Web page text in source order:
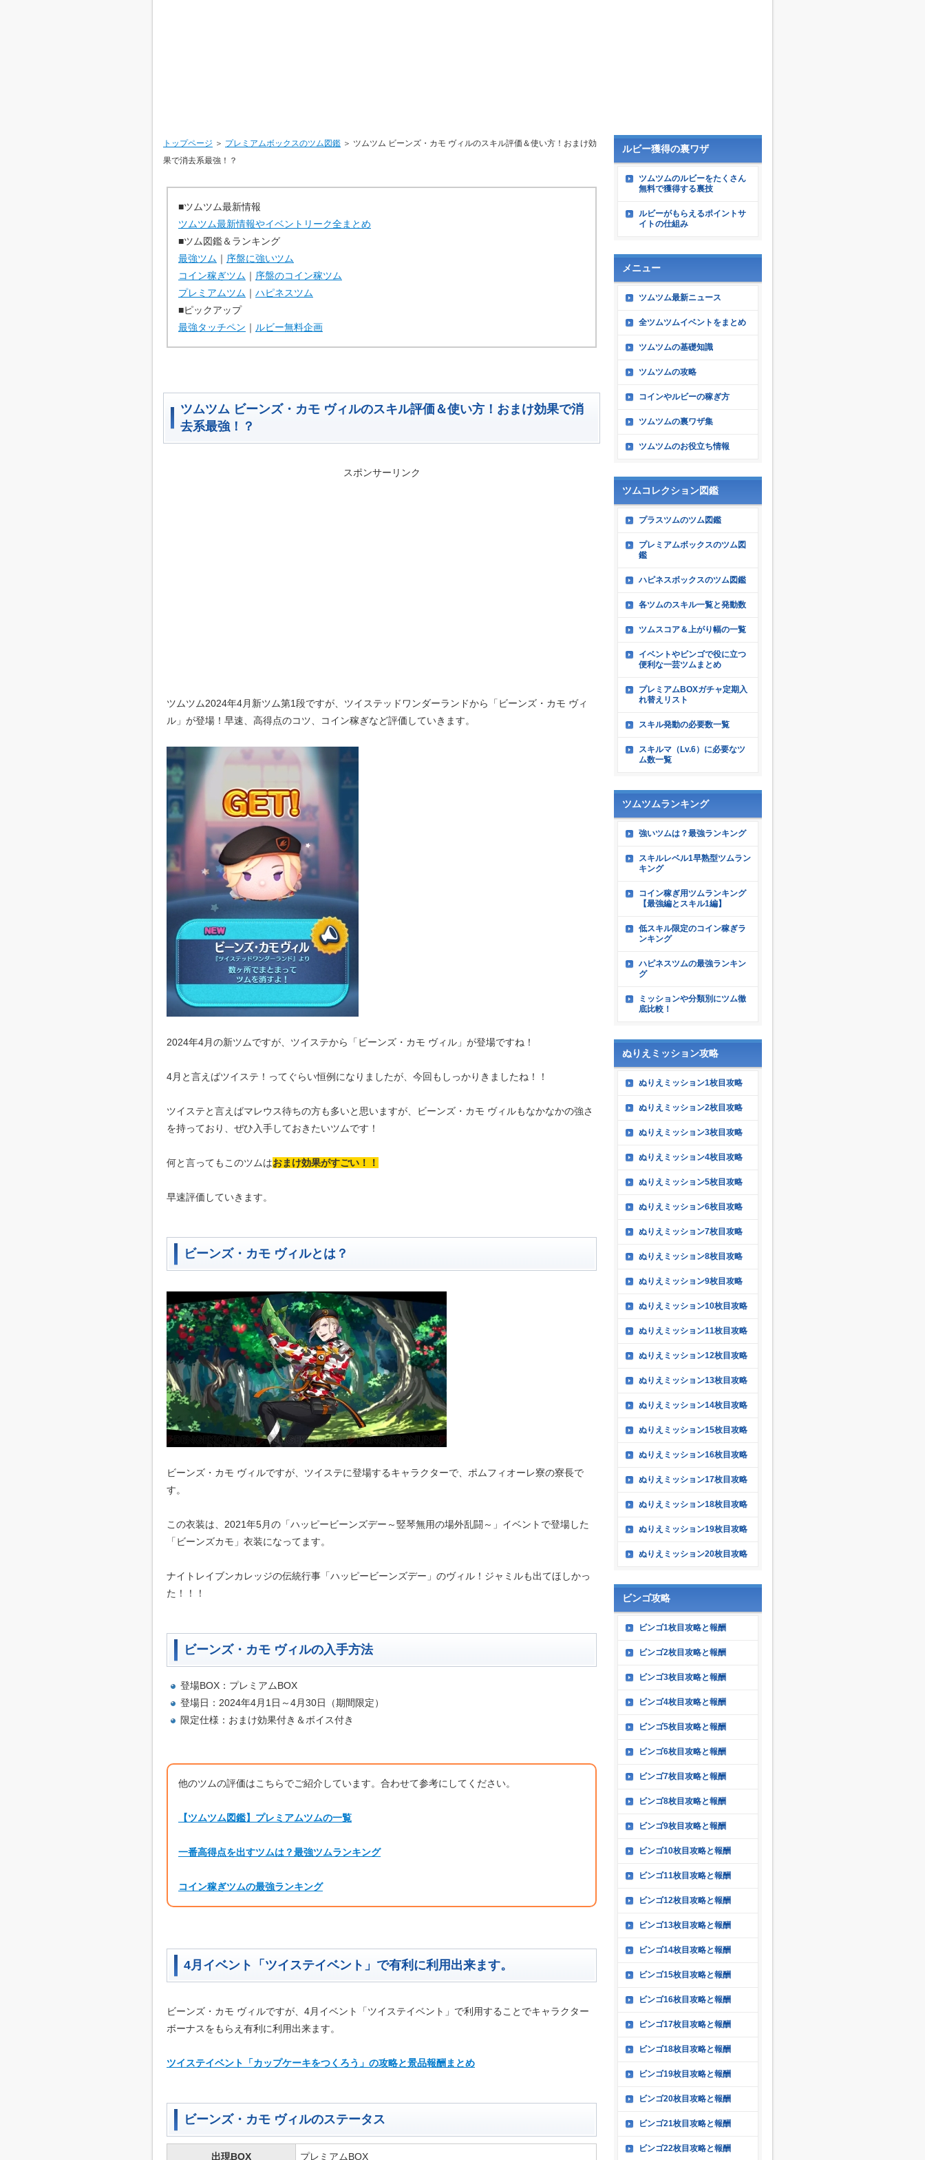
トップページ ＞ プレミアムボックスのツム図鑑 ＞ ツムツム ビーンズ・カモ ヴィルのスキル評価＆使い方！おまけ効
果で消去系最強！？
■ツムツム最新情報
ツムツム最新情報やイベントリーク全まとめ
■ツム図鑑＆ランキング
最強ツム ｜ 序盤に強いツム
コイン稼ぎツム ｜ 序盤のコイン稼ツム
プレミアムツム ｜ ハピネスツム
■ピックアップ
最強タッチペン ｜ ルビー無料企画
ツムツム ビーンズ・カモ ヴィルのスキル評価＆使い方！おまけ効果で消
去系最強！？
スポンサーリンク
ツムツム2024年4月新ツム第1段ですが、ツイステッドワンダーランドから「ビーンズ・カモ ヴィ
ル」が登場！早速、高得点のコツ、コイン稼ぎなど評価していきます。
2024年4月の新ツムですが、ツイステから「ビーンズ・カモ ヴィル」が登場ですね！
4月と言えばツイステ！ってぐらい恒例になりましたが、今回もしっかりきましたね！！
ツイステと言えばマレウス待ちの方も多いと思いますが、ビーンズ・カモ ヴィルもなかなかの強さ
を持っており、ぜひ入手しておきたいツムです！
何と言ってもこのツムはおまけ効果がすごい！！
早速評価していきます。
ビーンズ・カモ ヴィルとは？
ビーンズ・カモ ヴィルですが、ツイステに登場するキャラクターで、ポムフィオーレ寮の寮長で
す。
この衣装は、2021年5月の「ハッピービーンズデー～竪琴無用の場外乱闘～」イベントで登場した
「ビーンズカモ」衣装になってます。
ナイトレイブンカレッジの伝統行事「ハッピービーンズデー」のヴィル！ジャミルも出てほしかっ
た！！！
ビーンズ・カモ ヴィルの入手方法
登場BOX：プレミアムBOX
登場日：2024年4月1日～4月30日（期間限定）
限定仕様：おまけ効果付き＆ボイス付き
他のツムの評価はこちらでご紹介しています。合わせて参考にしてください。
【ツムツム図鑑】プレミアムツムの一覧
一番高得点を出すツムは？最強ツムランキング
コイン稼ぎツムの最強ランキング
4月イベント「ツイステイベント」で有利に利用出来ます。
ビーンズ・カモ ヴィルですが、4月イベント「ツイステイベント」で利用することでキャラクター
ボーナスをもらえ有利に利用出来ます。
ツイステイベント「カップケーキをつくろう」の攻略と景品報酬まとめ
ビーンズ・カモ ヴィルのステータス
出現BOX プレミアムBOX
ルビー獲得の裏ワザ
ツムツムのルビーをたくさん
無料で獲得する裏技
ルビーがもらえるポイントサ
イトの仕組み
メニュー
ツムツム最新ニュース
全ツムツムイベントをまとめ
ツムツムの基礎知識
ツムツムの攻略
コインやルビーの稼ぎ方
ツムツムの裏ワザ集
ツムツムのお役立ち情報
ツムコレクション図鑑
プラスツムのツム図鑑
プレミアムボックスのツム図
鑑
ハピネスボックスのツム図鑑
各ツムのスキル一覧と発動数
ツムスコア＆上がり幅の一覧
イベントやビンゴで役に立つ
便利な一芸ツムまとめ
プレミアムBOXガチャ定期入
れ替えリスト
スキル発動の必要数一覧
スキルマ（Lv.6）に必要なツ
ム数一覧
ツムツムランキング
強いツムは？最強ランキング
スキルレベル1早熟型ツムラン
キング
コイン稼ぎ用ツムランキング
【最強編とスキル1編】
低スキル限定のコイン稼ぎラ
ンキング
ハピネスツムの最強ランキン
グ
ミッションや分類別にツム徹
底比較！
ぬりえミッション攻略
ぬりえミッション1枚目攻略
ぬりえミッション2枚目攻略
ぬりえミッション3枚目攻略
ぬりえミッション4枚目攻略
ぬりえミッション5枚目攻略
ぬりえミッション6枚目攻略
ぬりえミッション7枚目攻略
ぬりえミッション8枚目攻略
ぬりえミッション9枚目攻略
ぬりえミッション10枚目攻略
ぬりえミッション11枚目攻略
ぬりえミッション12枚目攻略
ぬりえミッション13枚目攻略
ぬりえミッション14枚目攻略
ぬりえミッション15枚目攻略
ぬりえミッション16枚目攻略
ぬりえミッション17枚目攻略
ぬりえミッション18枚目攻略
ぬりえミッション19枚目攻略
ぬりえミッション20枚目攻略
ビンゴ攻略
ビンゴ1枚目攻略と報酬
ビンゴ2枚目攻略と報酬
ビンゴ3枚目攻略と報酬
ビンゴ4枚目攻略と報酬
ビンゴ5枚目攻略と報酬
ビンゴ6枚目攻略と報酬
ビンゴ7枚目攻略と報酬
ビンゴ8枚目攻略と報酬
ビンゴ9枚目攻略と報酬
ビンゴ10枚目攻略と報酬
ビンゴ11枚目攻略と報酬
ビンゴ12枚目攻略と報酬
ビンゴ13枚目攻略と報酬
ビンゴ14枚目攻略と報酬
ビンゴ15枚目攻略と報酬
ビンゴ16枚目攻略と報酬
ビンゴ17枚目攻略と報酬
ビンゴ18枚目攻略と報酬
ビンゴ19枚目攻略と報酬
ビンゴ20枚目攻略と報酬
ビンゴ21枚目攻略と報酬
ビンゴ22枚目攻略と報酬